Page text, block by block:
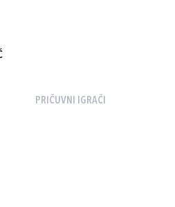
PRIČUVNI IGRAČI